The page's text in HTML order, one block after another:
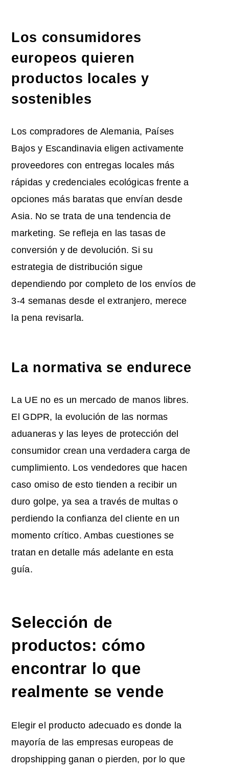
Los consumidores
europeos quieren
productos locales y
sostenibles
Los compradores de Alemania, Países
Bajos y Escandinavia eligen activamente
proveedores con entregas locales más
rápidas y credenciales ecológicas frente a
opciones más baratas que envían desde
Asia. No se trata de una tendencia de
marketing. Se refleja en las tasas de
conversión y de devolución. Si su
estrategia de distribución sigue
dependiendo por completo de los envíos de
3-4 semanas desde el extranjero, merece
la pena revisarla.
La normativa se endurece
La UE no es un mercado de manos libres.
El GDPR, la evolución de las normas
aduaneras y las leyes de protección del
consumidor crean una verdadera carga de
cumplimiento. Los vendedores que hacen
caso omiso de esto tienden a recibir un
duro golpe, ya sea a través de multas o
perdiendo la confianza del cliente en un
momento crítico. Ambas cuestiones se
tratan en detalle más adelante en esta
guía.
Selección de
productos: cómo
encontrar lo que
realmente se vende
Elegir el producto adecuado es donde la
mayoría de las empresas europeas de
dropshipping ganan o pierden, por lo que